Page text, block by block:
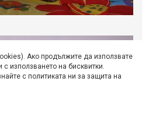
Ако продължите да използвате
използването на бисквитки.
с политиката ни за защита на